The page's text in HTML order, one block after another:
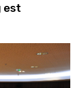
est